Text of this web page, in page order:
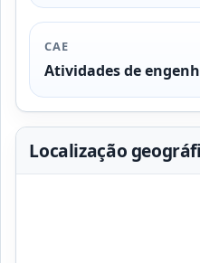
CAE
Atividades de
Localização